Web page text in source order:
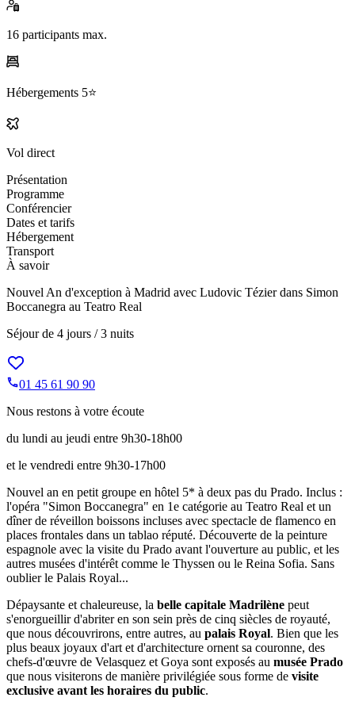
16 participants max.
Hébergements 5⭐️
Vol direct
Présentation
Programme
Conférencier
Dates et tarifs
Hébergement
Transport
À savoir
Nouvel An d'exception à Madrid avec Ludovic Tézier dans Simon
Boccanegra au Teatro Real
Séjour de 4 jours / 3 nuits
01 45 61 90 90
Nous restons à votre écoute
du lundi au jeudi entre 9h30-18h00
et le vendredi entre 9h30-17h00
Nouvel an en petit groupe en hôtel 5* à deux pas du Prado. Inclus :
l'opéra "Simon Boccanegra" en 1e catégorie au Teatro Real et un
dîner de réveillon boissons incluses avec spectacle de flamenco en
places frontales dans un tablao réputé. Découverte de la peinture
espagnole avec la visite du Prado avant l'ouverture au public, et les
autres musées d'intérêt comme le Thyssen ou le Reina Sofia. Sans
oublier le Palais Royal...
Dépaysante et chaleureuse, la belle capitale Madrilène peut
s'enorgueillir d'abriter en son sein près de cinq siècles de royauté,
que nous découvrirons, entre autres, au palais Royal. Bien que les
plus beaux joyaux d'art et d'architecture ornent sa couronne, des
chefs-d'œuvre de Velasquez et Goya sont exposés au musée Prado
que nous visiterons de manière privilégiée sous forme de visite
exclusive avant les horaires du public.